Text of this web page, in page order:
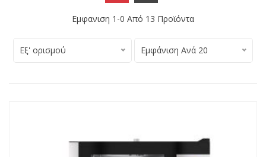
Εμφανιση 1-0 Από 13 Προϊόντα
Εξ' ορισμού Εμφάνιση Ανά 20